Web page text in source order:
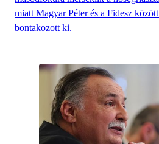
miatt Magyar Péter és a Fidesz
bontakozott ki.